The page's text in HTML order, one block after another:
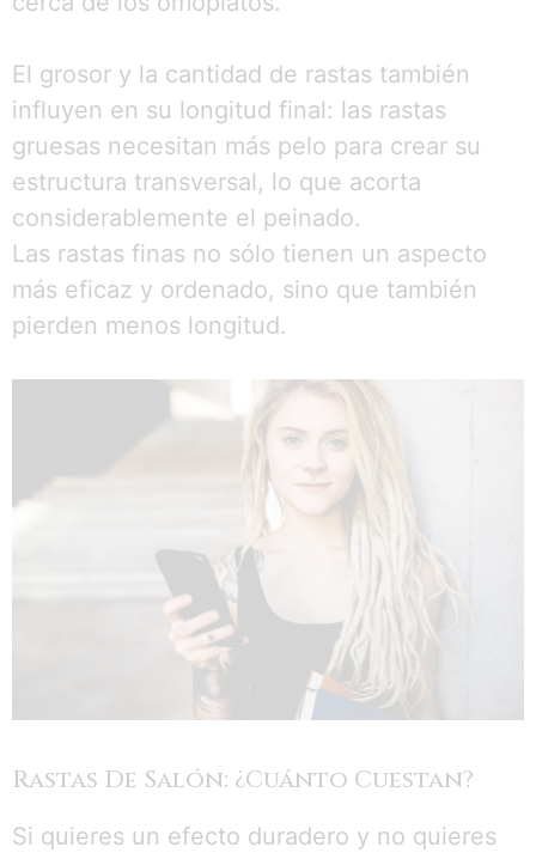
El grosor y la cantidad de rastas también
influyen en su longitud final: las rastas
gruesas necesitan más pelo para crear su
estructura transversal, lo que acorta
considerablemente el peinado.
Las rastas finas no sólo tienen un aspecto
más eficaz y ordenado, sino que también
pierden menos longitud.
Rastas De Salón: ¿Cuánto Cuestan?
Si quieres un efecto duradero y no quieres